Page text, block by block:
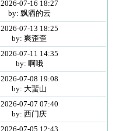
2026-07-16 18:27
by: 飘洒的云
2026-07-13 18:25
by: 爽歪歪
2026-07-11 14:35
by: 啊哦
2026-07-08 19:08
by: 大蜚山
2026-07-07 07:40
by: 西门庆
2026-07-05 12:43